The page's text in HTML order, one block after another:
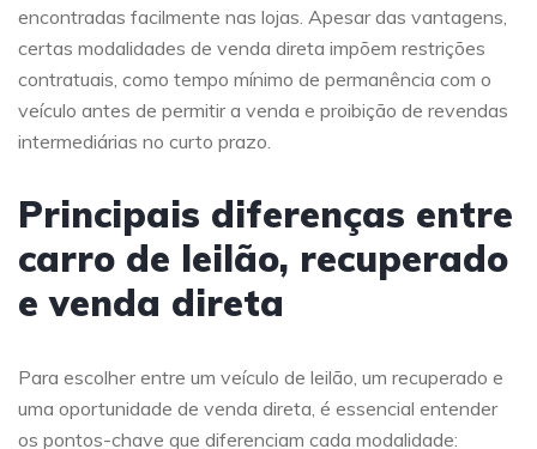
encontradas facilmente nas lojas. Apesar das vantagens,
certas modalidades de venda direta impõem restrições
contratuais, como tempo mínimo de permanência com o
veículo antes de permitir a venda e proibição de revendas
intermediárias no curto prazo.
Principais diferenças entre
carro de leilão, recuperado
e venda direta
Para escolher entre um veículo de leilão, um recuperado e
uma oportunidade de venda direta, é essencial entender
os pontos-chave que diferenciam cada modalidade: